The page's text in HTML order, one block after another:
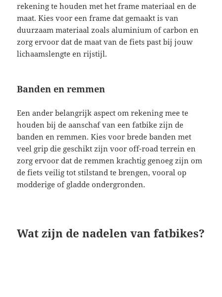
rekening te houden met het frame materiaal en de
maat. Kies voor een frame dat gemaakt is van
duurzaam materiaal zoals aluminium of carbon en
zorg ervoor dat de maat van de fiets past bij jouw
lichaamslengte en rijstijl.
Banden en remmen
Een ander belangrijk aspect om rekening mee te
houden bij de aanschaf van een fatbike zijn de
banden en remmen. Kies voor brede banden met
veel grip die geschikt zijn voor off-road terrein en
zorg ervoor dat de remmen krachtig genoeg zijn om
de fiets veilig tot stilstand te brengen, vooral op
modderige of gladde ondergronden.
Wat zijn de nadelen van fatbikes?